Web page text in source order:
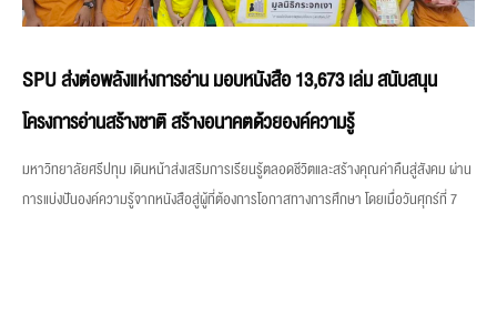
SPU ส่งต่อพลังแห่งการอ่าน มอบหนังสือ 13,673 เล่ม สนับสนุน
โครงการอ่านสร้างชาติ สร้างอนาคตด้วยองค์ความรู้
มหาวิทยาลัยศรีปทุม เดินหน้าส่งเสริมการเรียนรู้ตลอดชีวิตและสร้างคุณค่าคืนสู่สังคม ผ่าน
การแบ่งปันองค์ความรู้จากหนังสือสู่ผู้ที่ต้องการโอกาสทางการศึกษา โดยเมื่อวันศุกร์ที่ 7